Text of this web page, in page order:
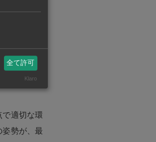
としても対
資する
適切な環
勢が、最
全て許可
Klaro